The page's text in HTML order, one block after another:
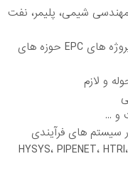
شیمی، پلیمر، نفت
حداقل 3 سال سابقه کار مفید در زمینه فعالیت های مهندسی شیمی در شرکت ها و پروژه های EPC حوزه های
و لازم
سیستم های فرآیندی
آشنا به استفاده از نرم افزارهای محاسباتی و شبیه سازی فرآیندی و یوتیلیتی از جمله: HYSYS، PIPENET، HTRI،